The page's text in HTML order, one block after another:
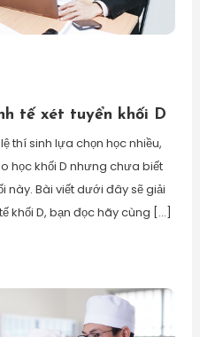
tế xét tuyển khối D
thí sinh lựa chọn học nhiều,
học khối D nhưng chưa biết
này. Bài viết dưới đây sẽ giải
khối D, bạn đọc hãy cùng […]